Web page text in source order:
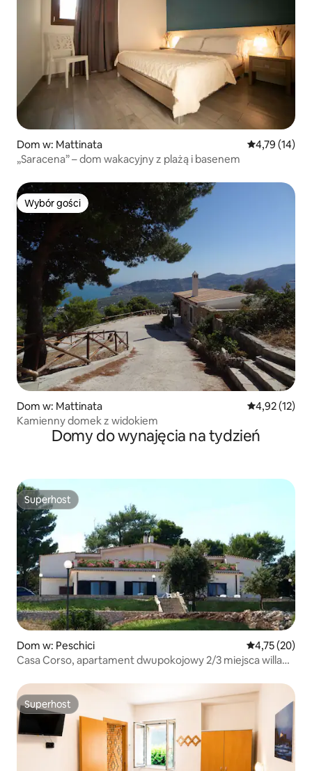
Dom w: Mattinata Średnia
4,79 (14)
„Saracena” – dom wakacyjny z plażą i basenem
Wybór gości
Wybór gości
Dom w: Mattinata Średnia
4,92 (12)
Kamienny domek z widokiem
Domy do wynajęcia na tydzień
Superhost
Superhost
Dom w: Peschici Średnia
4,75 (20)
Casa Corso, apartament dwupokojowy 2/3 miejsca willa
Superhost
Superhost